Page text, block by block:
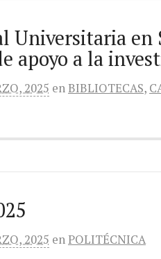
Universitaria en
apoyo a la
2025 enBIBLIOTECAS,
2025 enPOLITÉCNICA